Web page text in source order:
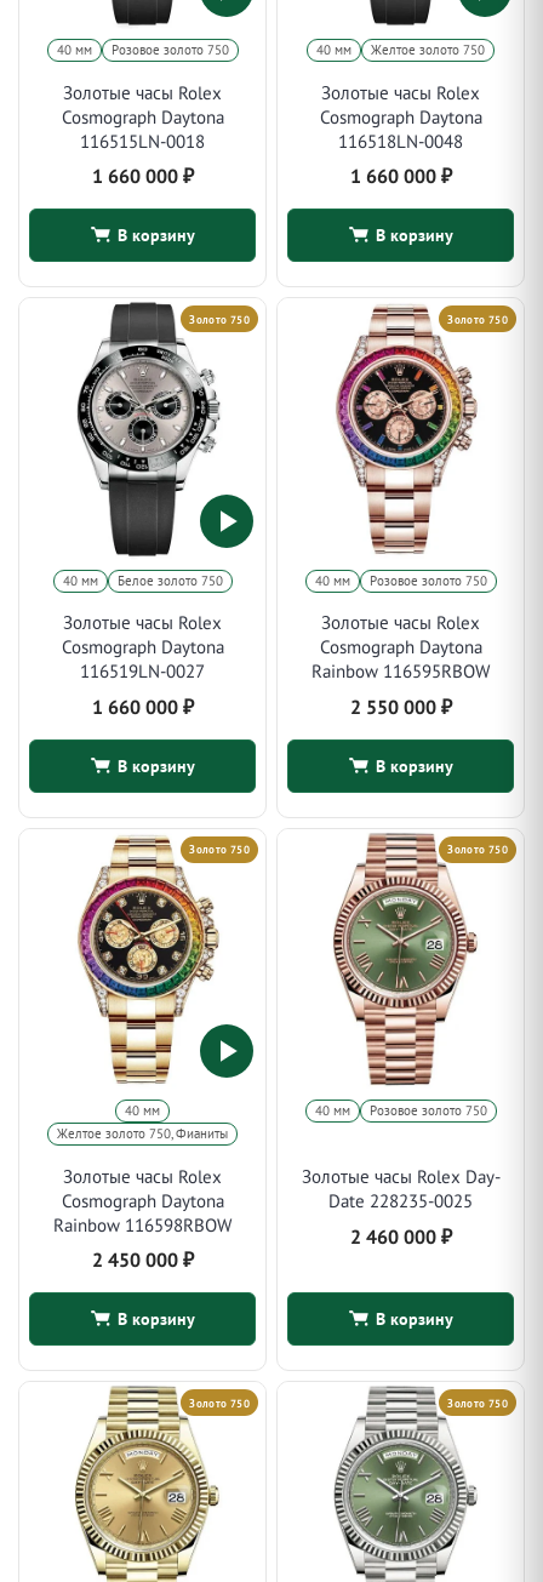
40 мм Розовое золото 750
Золотые часы Rolex
Cosmograph Daytona
116515LN-0018
1 660 000 ₽
В корзину
40 мм Желтое золото 750
Золотые часы Rolex
Cosmograph Daytona
116518LN-0048
1 660 000 ₽
В корзину
Золото 750
40 мм Белое золото 750
Золотые часы Rolex
Cosmograph Daytona
116519LN-0027
1 660 000 ₽
В корзину
Золото 750
40 мм Розовое золото 750
Золотые часы Rolex
Cosmograph Daytona
Rainbow 116595RBOW
2 550 000 ₽
В корзину
Золото 750
40 мм
Желтое золото 750, Фианиты
Золотые часы Rolex
Cosmograph Daytona
Rainbow 116598RBOW
2 450 000 ₽
В корзину
Золото 750
40 мм Розовое золото 750
Золотые часы Rolex Day-
Date 228235-0025
2 460 000 ₽
В корзину
Золото 750 Золото 750